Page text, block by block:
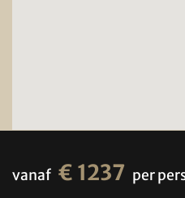
vanaf € 1237 per